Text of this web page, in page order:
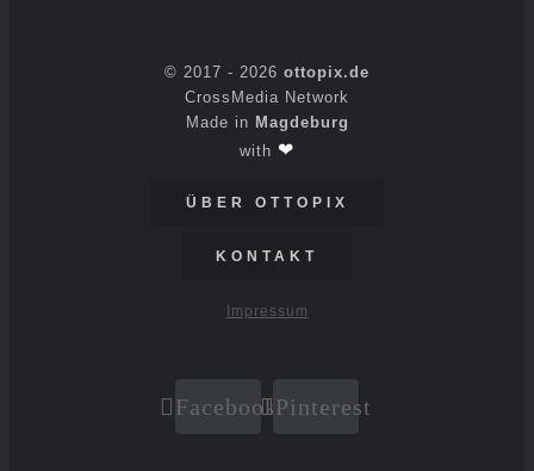
© 2017 - 2026 ottopix.de
CrossMedia Network
Made in Magdeburg
with ❤
ÜBER OTTOPIX
KONTAKT
Impressum
FacebookPinterest